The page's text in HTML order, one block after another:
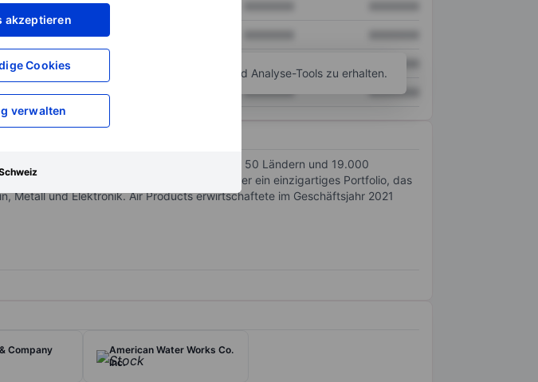
akzeptieren
Cookies
verwalten
XXXXXXX XXXXXXX
eröffnenum Zugriff auf mehr Diagramm- und Analyse-Tools zu erhalten.
weltweit, mit Betrieben in 50 Ländern und 19.000
auf der Welt. Das Unternehmen verfügt über ein einzigartiges Portfolio, das
Metall und Elektronik. Air Products erwirtschaftete im Geschäftsjahr 2021
Company
American Water Works Co.
Inc.